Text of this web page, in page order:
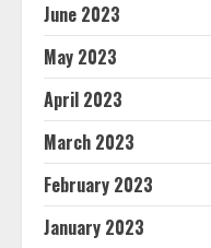
June 2023
May 2023
April 2023
March 2023
February 2023
January 2023